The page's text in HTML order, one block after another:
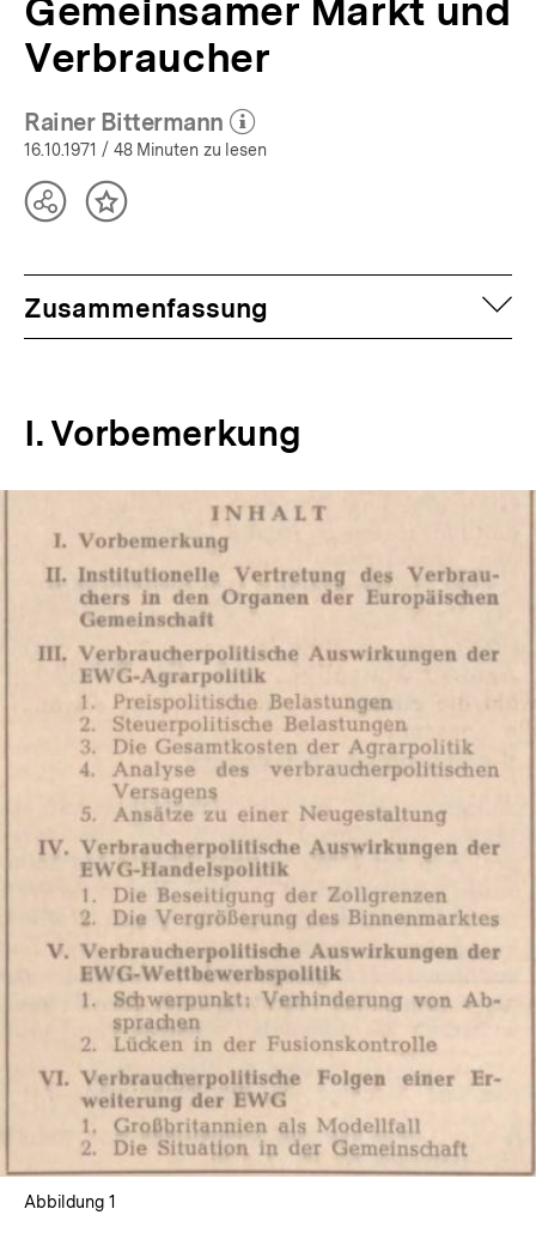
Gemeinsamer Markt und
Verbraucher
Rainer Bittermann
(Mehr zum Autor)
öffnen
16.10.1971 / 48 Minuten zu lesen
TeilenInhalt
Zusammenfassung
I. Vorbemerkung
In
Lightbox
öffnen
Abbildung 1